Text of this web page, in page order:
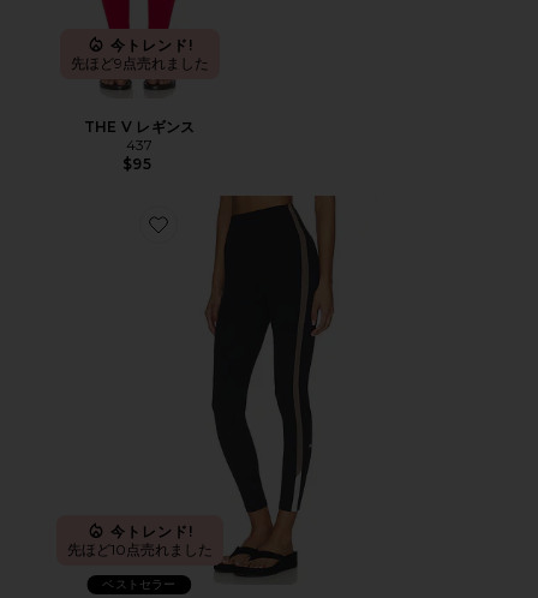
今トレンド!
先ほど9点売れました
THE V レギンス
437
$95
Favorite LAYLA AIRWEIGHT HIGH WAIST 7/8 8分丈レ
今トレンド!
先ほど10点売れました
ベストセラー